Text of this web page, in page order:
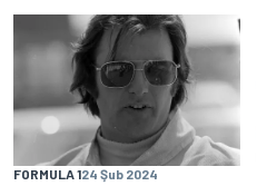
FORMULA 124 Şub 2024